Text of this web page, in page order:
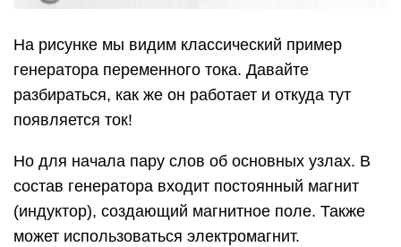
На рисунке мы видим классический пример
генератора переменного тока. Давайте
разбираться, как же он работает и откуда тут
появляется ток!
Но для начала пару слов об основных узлах. В
состав генератора входит постоянный магнит
(индуктор), создающий магнитное поле. Также
может использоваться электромагнит.